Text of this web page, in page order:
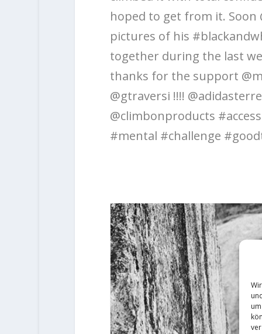
hoped to get from it.
pictures of his
together during the last
thanks for the support
@gtraversi !!!!
@climbonproducts
#mental #challenge